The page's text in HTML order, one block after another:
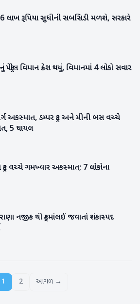
9.6 લાખ રૂપિયા સુધીની સબસિડી મળશે, સરકારે
પેટ્રોલ વિમાન ક્રેશ થયું, વિમાનમાં 4 લોકો સવાર
અકસ્માત, ડમ્પર ટ્રક અને મીની બસ વચ્ચે
5 ઘાયલ
વચ્ચે ગમખ્વાર અકસ્માત; 7 લોકોના
નજીક થી ટ્રકમાંલઈ જવાતો શંકાસ્પદ
1 2 આગળ →